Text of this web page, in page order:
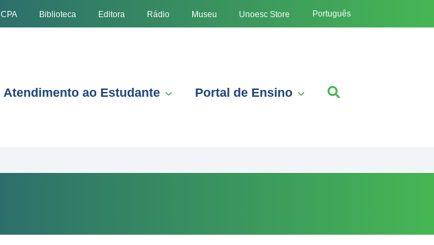
CPA Biblioteca Editora Rádio Museu Unoesc Store Português
Atendimento ao Estudante Portal de Ensino